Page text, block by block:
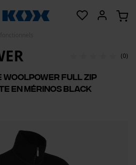
(0)
Woolpower Full Zip
en mérinos black